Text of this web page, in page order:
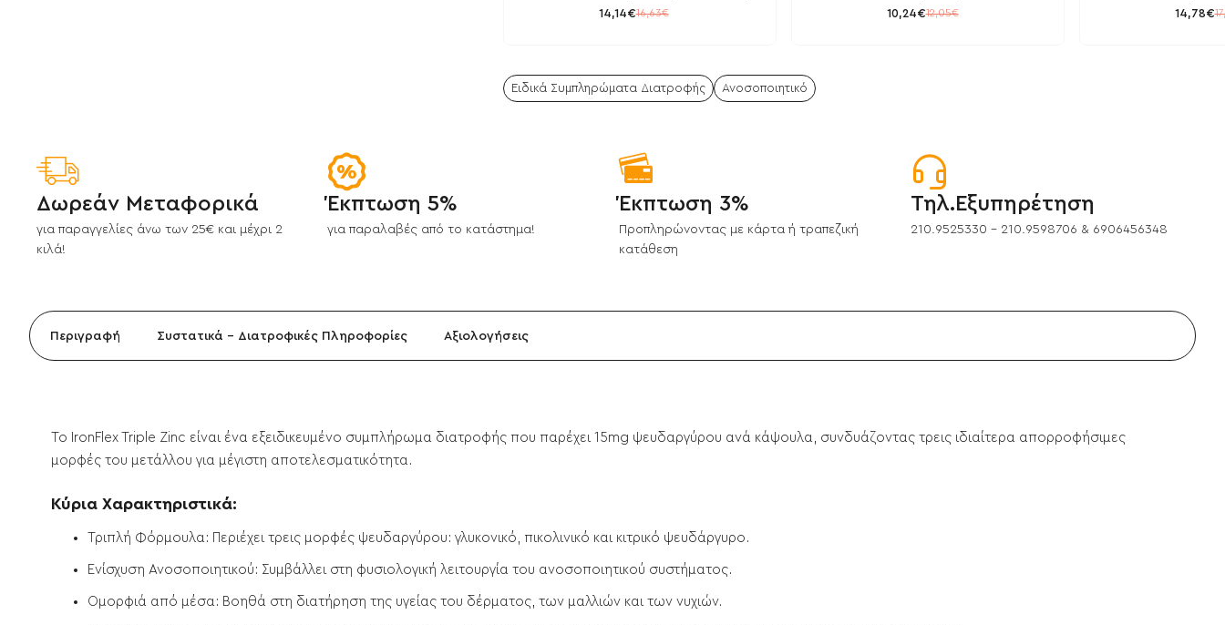
Μέταλλα
14,14€16,63€
Ρύθμιση Γλυκόζης
10,24€12,05€
14,78€
Ειδικά Συμπληρώματα Διατροφής Ανοσοποιητικό
Δωρεάν Μεταφορικά
για παραγγελίες άνω των 25€ και μέχρι 2
κιλά!
Έκπτωση 5%
για παραλαβές από το κατάστημα!
Έκπτωση 3%
Προπληρώνοντας με κάρτα ή τραπεζική
κατάθεση
Τηλ.Εξυπηρέτηση
210.9525330 - 210.9598706 & 6906456348
Περιγραφή Συστατικά - Διατροφικές Πληροφορίες Αξιολογήσεις
Το IronFlex Triple Zinc είναι ένα εξειδικευμένο συμπλήρωμα διατροφής που παρέχει 15mg ψευδαργύρου ανά κάψουλα, συνδυάζοντας τρεις ιδιαίτερα απορροφήσιμες
μορφές του μετάλλου για μέγιστη αποτελεσματικότητα.
Κύρια Χαρακτηριστικά:
Τριπλή Φόρμουλα: Περιέχει τρεις μορφές ψευδαργύρου: γλυκονικό, πικολινικό και κιτρικό ψευδάργυρο .
Ενίσχυση Ανοσοποιητικού: Συμβάλλει στη φυσιολογική λειτουργία του ανοσοποιητικού συστήματος.
Ομορφιά από μέσα: Βοηθά στη διατήρηση της υγείας του δέρματος , των μαλλιών και των νυχιών.